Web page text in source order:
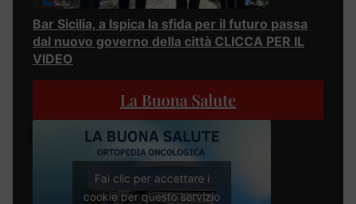
Bar Sicilia, a Ispica la sfida per il futuro passa
dal nuovo governo della città CLICCA PER IL
VIDEO
La Buona Salute
Fai clic per accettare i
cookie per questo servizio